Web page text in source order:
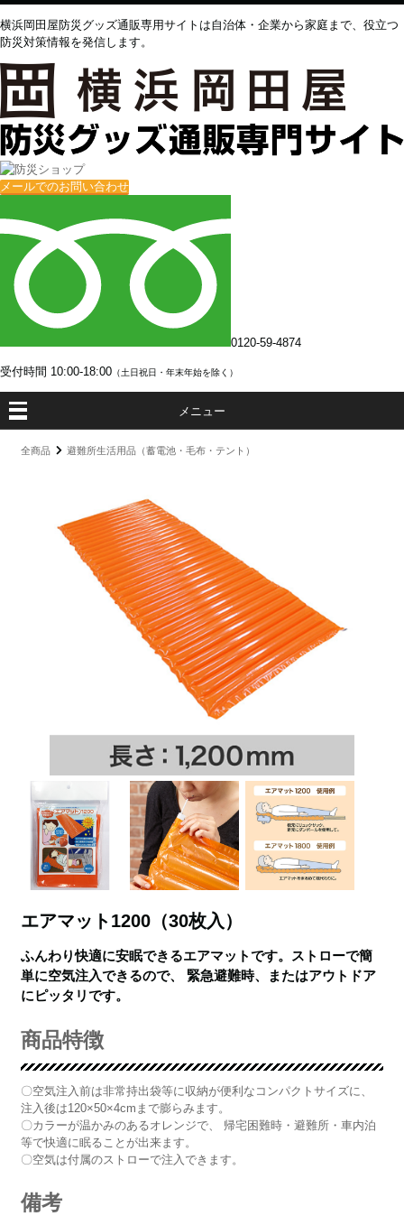
横浜岡田屋防災グッズ通販専用サイトは自治体・企業から家庭まで、役立つ
防災対策情報を発信します。
メールでのお問い合わせ
0120-59-4874
受付時間 10:00-18:00 （土日祝日・年末年始を除く）
メニュー
全商品 避難所生活用品（蓄電池・毛布・テント）
エアマット1200（30枚入）
ふんわり快適に安眠できるエアマットです。ストローで簡
単に空気注入できるので、 緊急避難時、またはアウトドア
にピッタリです。
商品特徴
〇空気注入前は非常持出袋等に収納が便利なコンパクトサイズに、
注入後は120×50×4cmまで膨らみます。
〇カラーが温かみのあるオレンジで、 帰宅困難時・避難所・車内泊
等で快適に眠ることが出来ます。
〇空気は付属のストローで注入できます。
備考